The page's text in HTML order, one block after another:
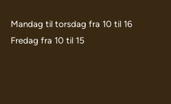
Mandag til torsdag fra 10 til 16
Fredag fra 10 til 15